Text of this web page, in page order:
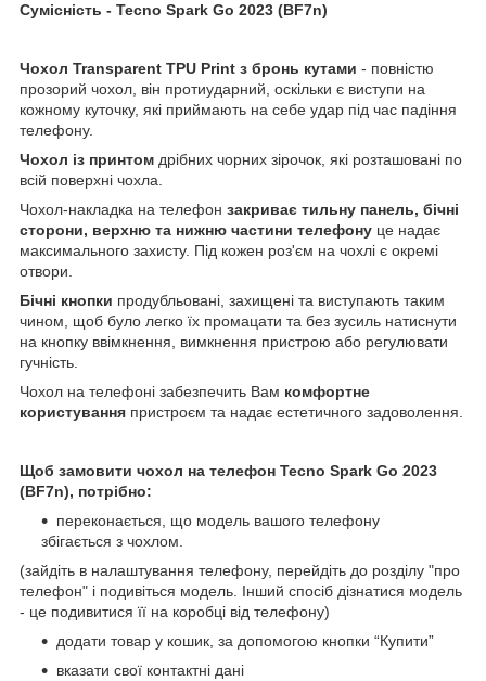
Сумісність - Tecno Spark Go 2023 (BF7n)
Чохол Transparent TPU Print з бронь кутами - повністю
прозорий чохол, він протиударний, оскільки є виступи на
кожному куточку, які приймають на себе удар під час падіння
телефону.
Чохол із принтом дрібних чорних зірочок, які розташовані по
всій поверхні чохла.
Чохол-накладка на телефон закриває тильну панель, бічні
сторони, верхню та нижню частини телефону це надає
максимального захисту. Під кожен роз'єм на чохлі є окремі
отвори.
Бічні кнопки продубльовані, захищені та виступають таким
чином, щоб було легко їх промацати та без зусиль натиснути
на кнопку ввімкнення, вимкнення пристрою або регулювати
гучність.
Чохол на телефоні забезпечить Вам комфортне
користування пристроєм та надає естетичного задоволення.
Щоб замовити чохол на телефон Tecno Spark Go 2023
(BF7n), потрібно:
переконається, що модель вашого телефону
збігається з чохлом.
(зайдіть в налаштування телефону, перейдіть до розділу "про
телефон" і подивіться модель. Інший спосіб дізнатися модель
- це подивитися її на коробці від телефону)
додати товар у кошик, за допомогою кнопки “Купити”
вказати свої контактні дані